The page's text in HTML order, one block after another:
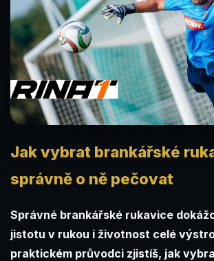
Jak vybrat brankářské
správně o ně pečovat
Správné brankářské rukavice
jistotu v rukou i životnost celé
praktickém průvodci zjistíš, jak